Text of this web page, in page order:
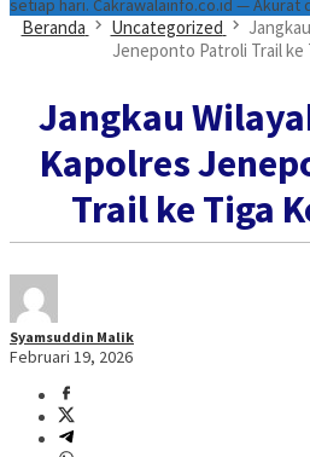
setiap hari. Cakrawalainfo.co.id — Akurat
Beranda Uncategorized
Jeneponto Patroli Trail ke
Jangkau
Kapolres
Trail ke Tiga
Syamsuddin Malik
Februari 19, 2026